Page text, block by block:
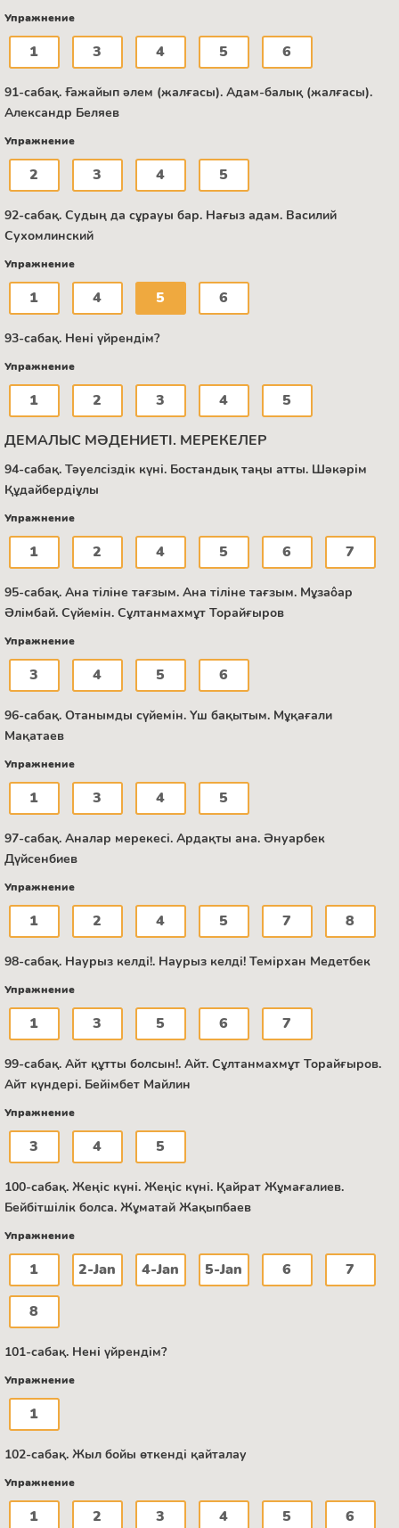
Упражнение
1 3 4 5 6
91-сабақ. Ғажайып әлем (жалғасы). Адам-балық (жалғасы).
Александр Беляев
Упражнение
2 3 4 5
92-сабақ. Судың да сұрауы бар. Нағыз адам. Василий
Сухомлинский
Упражнение
1 4 5 6
93-сабақ. Нені үйрендім?
Упражнение
1 2 3 4 5
ДЕМАЛЫС МӘДЕНИЕТІ. МЕРЕКЕЛЕР
94-сабақ. Тәуелсіздік күні. Бостандық таңы атты. Шәкәрім
Құдайбердіұлы
Упражнение
1 2 4 5 6 7
95-сабақ. Ана тіліне тағзым. Ана тіліне тағзым. Мұзаôар
Әлімбай. Сүйемін. Сұлтанмахмұт Торайғыров
Упражнение
3 4 5 6
96-сабақ. Отанымды сүйемін. Үш бақытым. Мұқағали
Мақатаев
Упражнение
1 3 4 5
97-сабақ. Аналар мерекесі. Ардақты ана. Әнуарбек
Дүйсенбиев
Упражнение
1 2 4 5 7 8
98-сабақ. Наурыз келді!. Наурыз келді! Темірхан Медетбек
Упражнение
1 3 5 6 7
99-сабақ. Айт құтты болсын!. Айт. Сұлтанмахмұт Торайғыров.
Айт күндері. Бейімбет Майлин
Упражнение
3 4 5
100-сабақ. Жеңіс күні. Жеңіс күні. Қайрат Жұмағалиев.
Бейбітшілік болса. Жұматай Жақыпбаев
Упражнение
1 2-Jan 4-Jan 5-Jan 6 7
8
101-сабақ. Нені үйрендім?
Упражнение
1
102-сабақ. Жыл бойы өткенді қайталау
Упражнение
1 2 3 4 5 6